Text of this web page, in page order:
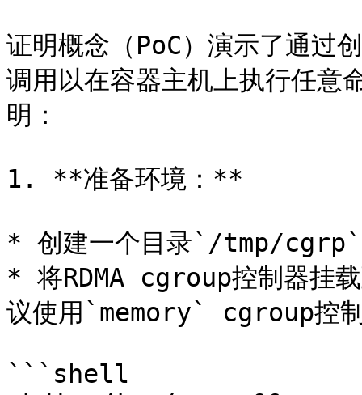
证明概念（PoC）演示了通
调用以在容器主机上执行任意
明：
1. **准备环境：**
* 创建一个目录`/tmp/cgrp`
* 将RDMA cgroup控制器挂载
议使用`memory` cgroup控
```shell